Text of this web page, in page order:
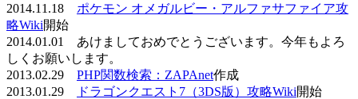
2014.11.18 ポケモン オメガルビー・アルファサファイア攻
略Wiki開始
2014.01.01 あけましておめでとうございます。今年もよろ
しくお願いします。
2013.02.29 PHP関数検索：ZAPAnet作成
2013.01.29
ドラゴンクエスト7（3DS版）攻略Wiki開始